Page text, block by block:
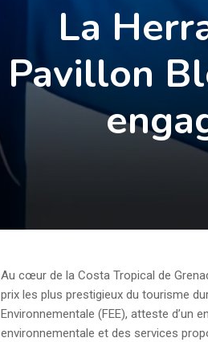
La
Pavillon
Au cœur de la Costa Tropical de
prix les plus prestigieux du tourisme
Environnementale (FEE), atteste d’un
environnementale et des services